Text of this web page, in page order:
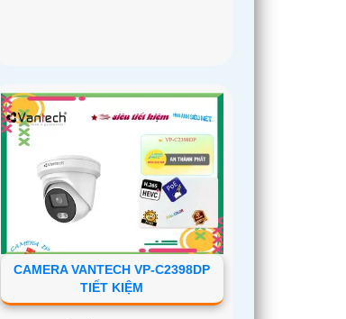
CAMERA VANTECH VP-C2398DP
TIẾT KIỆM